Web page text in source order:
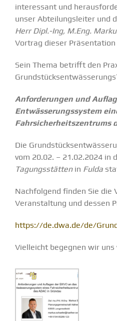
interessant und
unser Abteilungsleiter und
Herr Dipl.-Ing, M.Eng.
Vortrag dieser
Sein Thema betrifft den
Anforderungen und
Entwässerungssystem
Fahrsicherheitszentrums
Die
vom 20.02. – 21.02.2024 in
Tagungsstättenin Fulda
Nachfolgend finden Sie die
Veranstaltung und dessen
https://de.dwa.de/de/
Vielleicht begegnen wir uns